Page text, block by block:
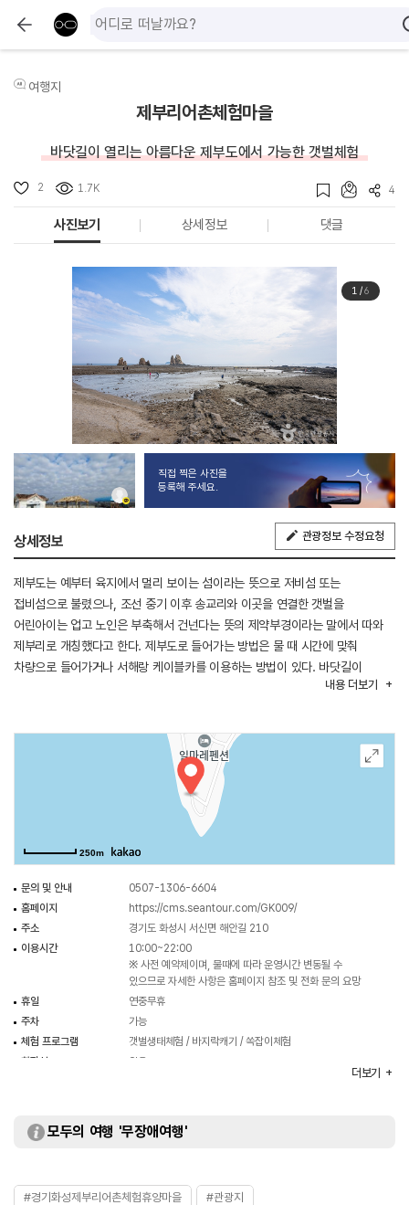
여행지
제부리어촌체험마을
바닷길이 열리는 아름다운 제부도에서 가능한 갯벌체험
2 1.7K 4
사진보기 상세정보 댓글
1/6
직접 찍은 사진을
등록해 주세요.
상세정보 관광정보 수정요청
제부도는 예부터 육지에서 멀리 보이는 섬이라는 뜻으로 저비섬 또는
접비섬으로 불렸으나, 조선 중기 이후 송교리와 이곳을 연결한 갯벌을
어린아이는 업고 노인은 부축해서 건넌다는 뜻의 제약부경이라는 말에서 따와
제부리로 개칭했다고 한다. 제부도로 들어가는 방법은 물 때 시간에 맞춰
차량으로 들어가거나 서해랑 케이블카를 이용하는 방법이 있다. 바닷길이
열리는 시간은 화성시 홈페이지나 제부리 어촌체험휴양마을 홈페이지에서
관광지를 순환하므로 여유 있게 섬을 둘러보기 편리하다. 체험장은 해수욕장
옆쪽으로 제부리 주민들이 어업활동을 하면서 운영 중이다. 해수욕장과 체험장
중간에 위치한 제부도 여행 스테이션은 샤워실, 화장실, 수도시설까지 잘
되어있어 갯벌체험 후에 뒤처리를 깔끔하게 할 수 있다. 체험 시간은 물 때
시간에 따라 달라지므로 홈페이지 참고 후 신청하면 기다리지 않고 편리하게
내용 더보기
250m
문의 및 안내
0507-1306-6604
홈페이지
https://cms.seantour.com/GK009/
주소
경기도 화성시 서신면 해안길 210
이용시간
10:00~22:00
※ 사전 예약제이며, 물때에 따라 운영시간 변동될 수
있으므로 자세한 사항은 홈페이지 참조 및 전화 문의 요망
휴일
연중무휴
주차
가능
체험 프로그램
갯벌생태체험 / 바지락캐기 / 쏙잡이체험
화장실
있음
- 어린이 10,000원
- 70,000원
더보기
모두의 여행 '무장애여행'
#경기화성제부리어촌체험휴양마을 #관광지